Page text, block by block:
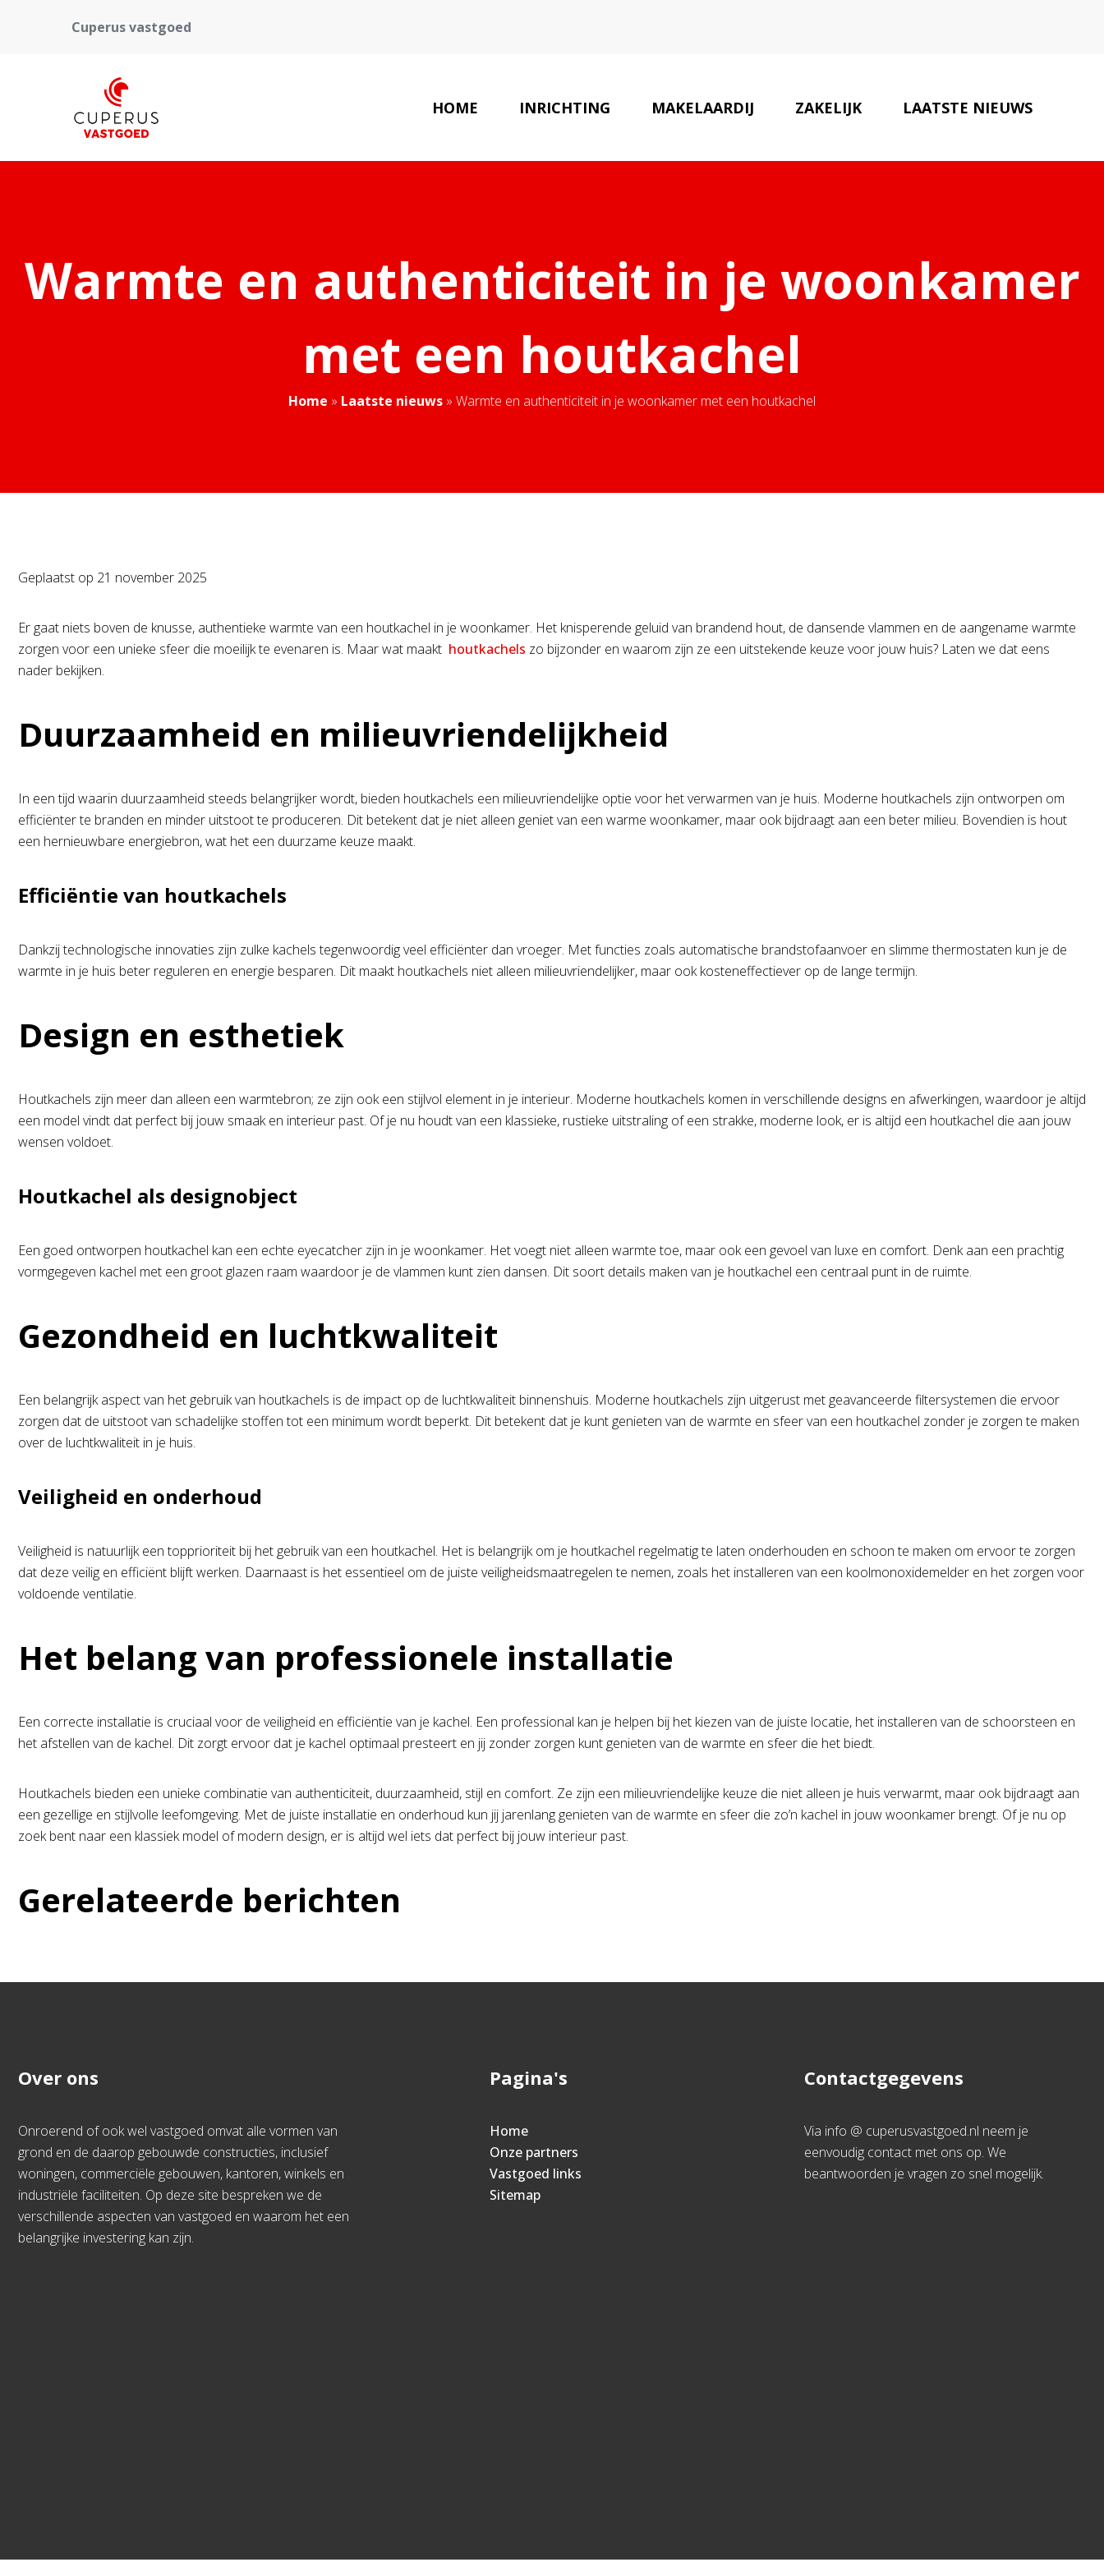
Cuperus vastgoed
HOME INRICHTING MAKELAARDIJ ZAKELIJK LAATSTE NIEUWS
Warmte en authenticiteit in je woonkamer
met een houtkachel
Home » Laatste nieuws » Warmte en authenticiteit in je woonkamer met een houtkachel
Geplaatst op 21 november 2025
Er gaat niets boven de knusse, authentieke warmte van een houtkachel in je woonkamer. Het knisperende geluid van brandend hout, de dansende vlammen en de aangename warmte
zorgen voor een unieke sfeer die moeilijk te evenaren is. Maar wat maakt houtkachels zo bijzonder en waarom zijn ze een uitstekende keuze voor jouw huis? Laten we dat eens
nader bekijken.
Duurzaamheid en milieuvriendelijkheid
In een tijd waarin duurzaamheid steeds belangrijker wordt, bieden houtkachels een milieuvriendelijke optie voor het verwarmen van je huis. Moderne houtkachels zijn ontworpen om
efficiënter te branden en minder uitstoot te produceren. Dit betekent dat je niet alleen geniet van een warme woonkamer, maar ook bijdraagt aan een beter milieu. Bovendien is hout
een hernieuwbare energiebron, wat het een duurzame keuze maakt.
Efficiëntie van houtkachels
Dankzij technologische innovaties zijn zulke kachels tegenwoordig veel efficiënter dan vroeger. Met functies zoals automatische brandstofaanvoer en slimme thermostaten kun je de
warmte in je huis beter reguleren en energie besparen. Dit maakt houtkachels niet alleen milieuvriendelijker, maar ook kosteneffectiever op de lange termijn.
Design en esthetiek
Houtkachels zijn meer dan alleen een warmtebron; ze zijn ook een stijlvol element in je interieur. Moderne houtkachels komen in verschillende designs en afwerkingen, waardoor je altijd
een model vindt dat perfect bij jouw smaak en interieur past. Of je nu houdt van een klassieke, rustieke uitstraling of een strakke, moderne look, er is altijd een houtkachel die aan jouw
wensen voldoet.
Houtkachel als designobject
Een goed ontworpen houtkachel kan een echte eyecatcher zijn in je woonkamer. Het voegt niet alleen warmte toe, maar ook een gevoel van luxe en comfort. Denk aan een prachtig
vormgegeven kachel met een groot glazen raam waardoor je de vlammen kunt zien dansen. Dit soort details maken van je houtkachel een centraal punt in de ruimte.
Gezondheid en luchtkwaliteit
Een belangrijk aspect van het gebruik van houtkachels is de impact op de luchtkwaliteit binnenshuis. Moderne houtkachels zijn uitgerust met geavanceerde filtersystemen die ervoor
zorgen dat de uitstoot van schadelijke stoffen tot een minimum wordt beperkt. Dit betekent dat je kunt genieten van de warmte en sfeer van een houtkachel zonder je zorgen te maken
over de luchtkwaliteit in je huis.
Veiligheid en onderhoud
Veiligheid is natuurlijk een topprioriteit bij het gebruik van een houtkachel. Het is belangrijk om je houtkachel regelmatig te laten onderhouden en schoon te maken om ervoor te zorgen
dat deze veilig en efficiënt blijft werken. Daarnaast is het essentieel om de juiste veiligheidsmaatregelen te nemen, zoals het installeren van een koolmonoxidemelder en het zorgen voor
voldoende ventilatie.
Het belang van professionele installatie
Een correcte installatie is cruciaal voor de veiligheid en efficiëntie van je kachel. Een professional kan je helpen bij het kiezen van de juiste locatie, het installeren van de schoorsteen en
het afstellen van de kachel. Dit zorgt ervoor dat je kachel optimaal presteert en jij zonder zorgen kunt genieten van de warmte en sfeer die het biedt.
Houtkachels bieden een unieke combinatie van authenticiteit, duurzaamheid, stijl en comfort. Ze zijn een milieuvriendelijke keuze die niet alleen je huis verwarmt, maar ook bijdraagt aan
een gezellige en stijlvolle leefomgeving. Met de juiste installatie en onderhoud kun jij jarenlang genieten van de warmte en sfeer die zo’n kachel in jouw woonkamer brengt. Of je nu op
zoek bent naar een klassiek model of modern design, er is altijd wel iets dat perfect bij jouw interieur past.
Gerelateerde berichten
Over ons
Onroerend of ook wel vastgoed omvat alle vormen van
grond en de daarop gebouwde constructies, inclusief
woningen, commerciële gebouwen, kantoren, winkels en
industriële faciliteiten. Op deze site bespreken we de
verschillende aspecten van vastgoed en waarom het een
belangrijke investering kan zijn.
Pagina's
Home
Onze partners
Vastgoed links
Sitemap
Contactgegevens
Via info @ cuperusvastgoed.nl neem je
eenvoudig contact met ons op. We
beantwoorden je vragen zo snel mogelijk.